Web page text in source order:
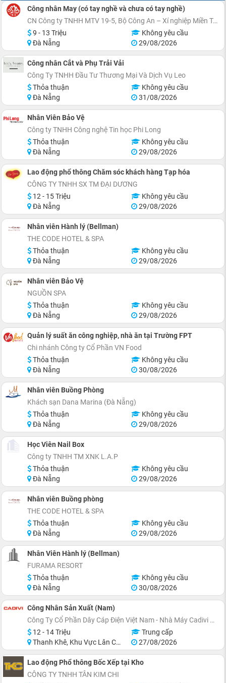
Công nhân May (có tay nghề và chưa có tay nghề)
CN Công ty TNHH MTV 19-5, Bộ Công An – Xí nghiệp Miền Trung
9 - 13 Triệu
Không yêu cầu
Đà Nẵng
29/08/2026
Công nhân Cắt và Phụ Trải Vải
Công Ty TNHH Đầu Tư Thương Mại Và Dịch Vụ Leo
Thỏa thuận
Không yêu cầu
Đà Nẵng
31/08/2026
Nhân Viên Bảo Vệ
Công ty TNHH Công nghệ Tin học Phi Long
Thỏa thuận
Không yêu cầu
Đà Nẵng
29/08/2026
Lao động phổ thông Chăm sóc khách hàng Tạp hóa
CÔNG TY TNHH SX TM ĐẠI DƯƠNG
12 - 15 Triệu
Không yêu cầu
Đà Nẵng
29/08/2026
Nhân viên Hành lý (Bellman)
THE CODE HOTEL & SPA
Thỏa thuận
Không yêu cầu
Đà Nẵng
29/08/2026
Nhân viên Bảo Vệ
NGUỒN SPA
Thỏa thuận
Không yêu cầu
Đà Nẵng
29/08/2026
Quản lý suất ăn công nghiệp, nhà ăn tại Trường FPT
Chi nhánh Công ty Cổ Phần VN Food
Thỏa thuận
Không yêu cầu
Đà Nẵng
30/08/2026
Nhân viên Buồng Phòng
Khách sạn Dana Marina (Đà Nẵng)
Thỏa thuận
Không yêu cầu
Đà Nẵng
29/08/2026
Học Viên Nail Box
Công ty TNHH TM XNK L.A.P
Thỏa thuận
Không yêu cầu
Đà Nẵng
29/08/2026
Nhân viên Buồng phòng
THE CODE HOTEL & SPA
Thỏa thuận
Không yêu cầu
Đà Nẵng
29/08/2026
Nhân Viên Hành lý (Bellman)
FURAMA RESORT
Thỏa thuận
Không yêu cầu
Đà Nẵng
30/08/2026
Công Nhân Sản Xuất (Nam)
Công Ty Cổ Phần Dây Cáp Điện Việt Nam - Nhà Máy Cadivi Miền Trung
12 - 14 Triệu
Trung cấp
Thanh Khê, Khu Vực Lân Cận Đà Nẵng
27/08/2026
Lao động Phổ thông Bốc Xếp tại Kho
CÔNG TY TNHH TÂN KIM CHI